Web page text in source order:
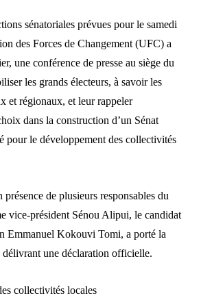
sénatoriales prévues pour le samedi
des Forces de Changement (UFC) a
une conférence de presse au siège du
les grands électeurs, à savoir les
et régionaux, et leur rappeler
dans la construction d’un Sénat
pour le développement des collectivités
présence de plusieurs responsables du
vice-président Sénou Alipui, le candidat
Emmanuel Kokouvi Tomi, a porté la
délivrant une déclaration officielle.
collectivités locales